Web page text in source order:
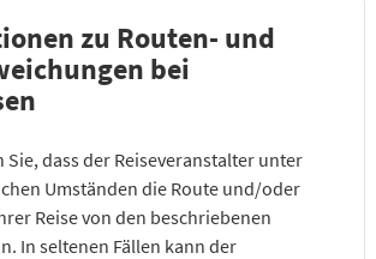
zu Routen- und
bei
Sie, dass der Reiseveranstalter unter
Umständen die Route und/oder
Reise von den beschriebenen
In seltenen Fällen kann der